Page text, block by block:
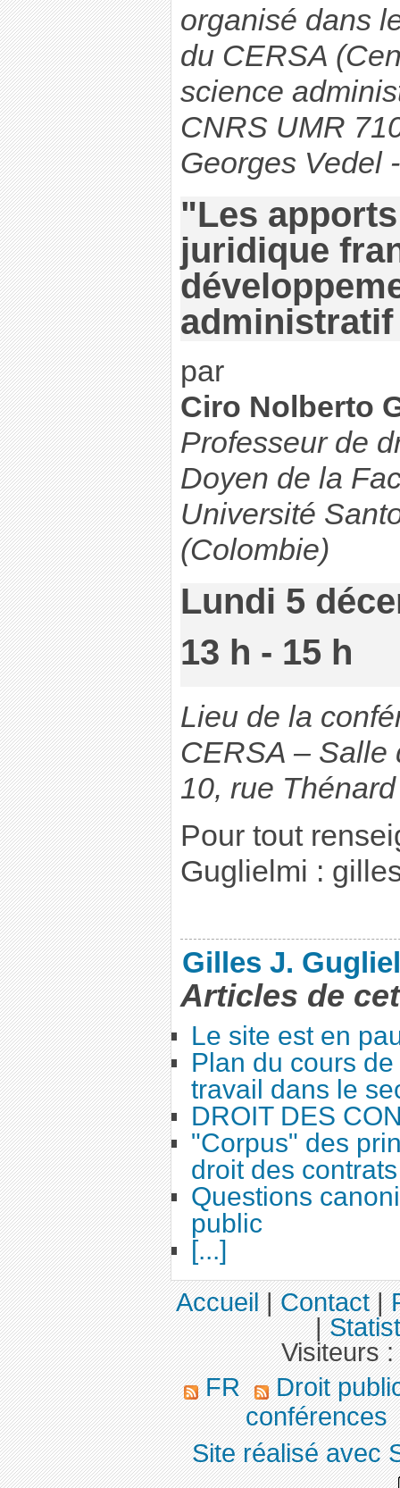
organisé dans
du CERSA
science
CNRS UMR
Georges Vedel -
"Les
juridique
par
Ciro Nolberto
Professeur de
Doyen de la
Université
(Colombie)
Lundi 5
13 h - 15 h
Lieu de la
CERSA – Salle
10, rue
Pour tout
Guglielmi :
Gilles J.
Articles de
Le site est en
Plan du cours
travail dans le
DROIT DES
"Corpus" des
droit des
Questions
public
[...]
Accueil|Contact|
|
Visiteurs :
FR
Droit
conférences
Site réalisé avec